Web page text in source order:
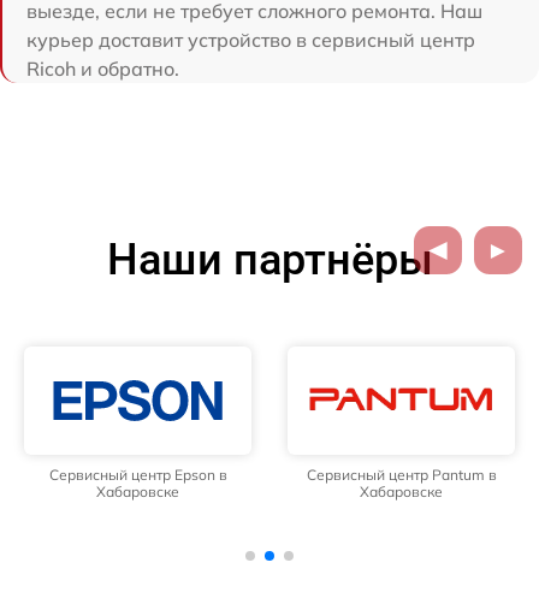
выезде, если не требует сложного ремонта. Наш
курьер доставит устройство в сервисный центр
Ricoh и обратно.
Наши партнёры
Сервисный центр Epson в
Хабаровске
Сервисный центр Pantum в
Хабаровске